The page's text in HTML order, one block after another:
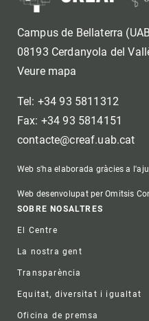
Campus de Bellaterra
08193 Cerdanyola del
Veure mapa
Tel: +34 93 5811312
Fax: +34 93 5814151
contacte@creaf.uab.cat
Web s'ha elaborada gràcies a
Web desenvolupat per Omitsis
Footer
SOBRE NOSALTRES
El Centre
La nostra gent
Transparència
Equitat, diversitat i igualtat
Oficina de premsa